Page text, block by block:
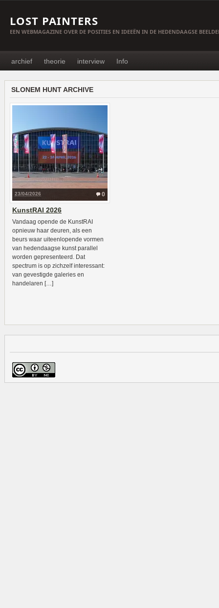
LOST PAINTERS
EEN WEBMAGAZINE OVER DE POSITIES EN IDEEËN IN DE HEDENDAAGSE
archief theorie interview Info
SLONEM HUNT ARCHIVE
0
23/04/2026
KunstRAI 2026
Vandaag opende de KunstRAI
opnieuw haar deuren, als een
beurs waar uiteenlopende vormen
van hedendaagse kunst parallel
worden gepresenteerd. Dat
spectrum is op zichzelf interessant:
van gevestigde galeries en
handelaren […]